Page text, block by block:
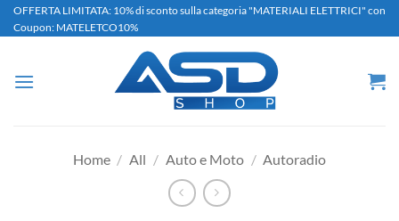
Salta
ai
OFFERTA LIMITATA: 10% di sconto sulla categoria "MATERIALI ELETTRICI" con
Coupon: MATELETCO10%
Home / All / Auto e Moto / Autoradio